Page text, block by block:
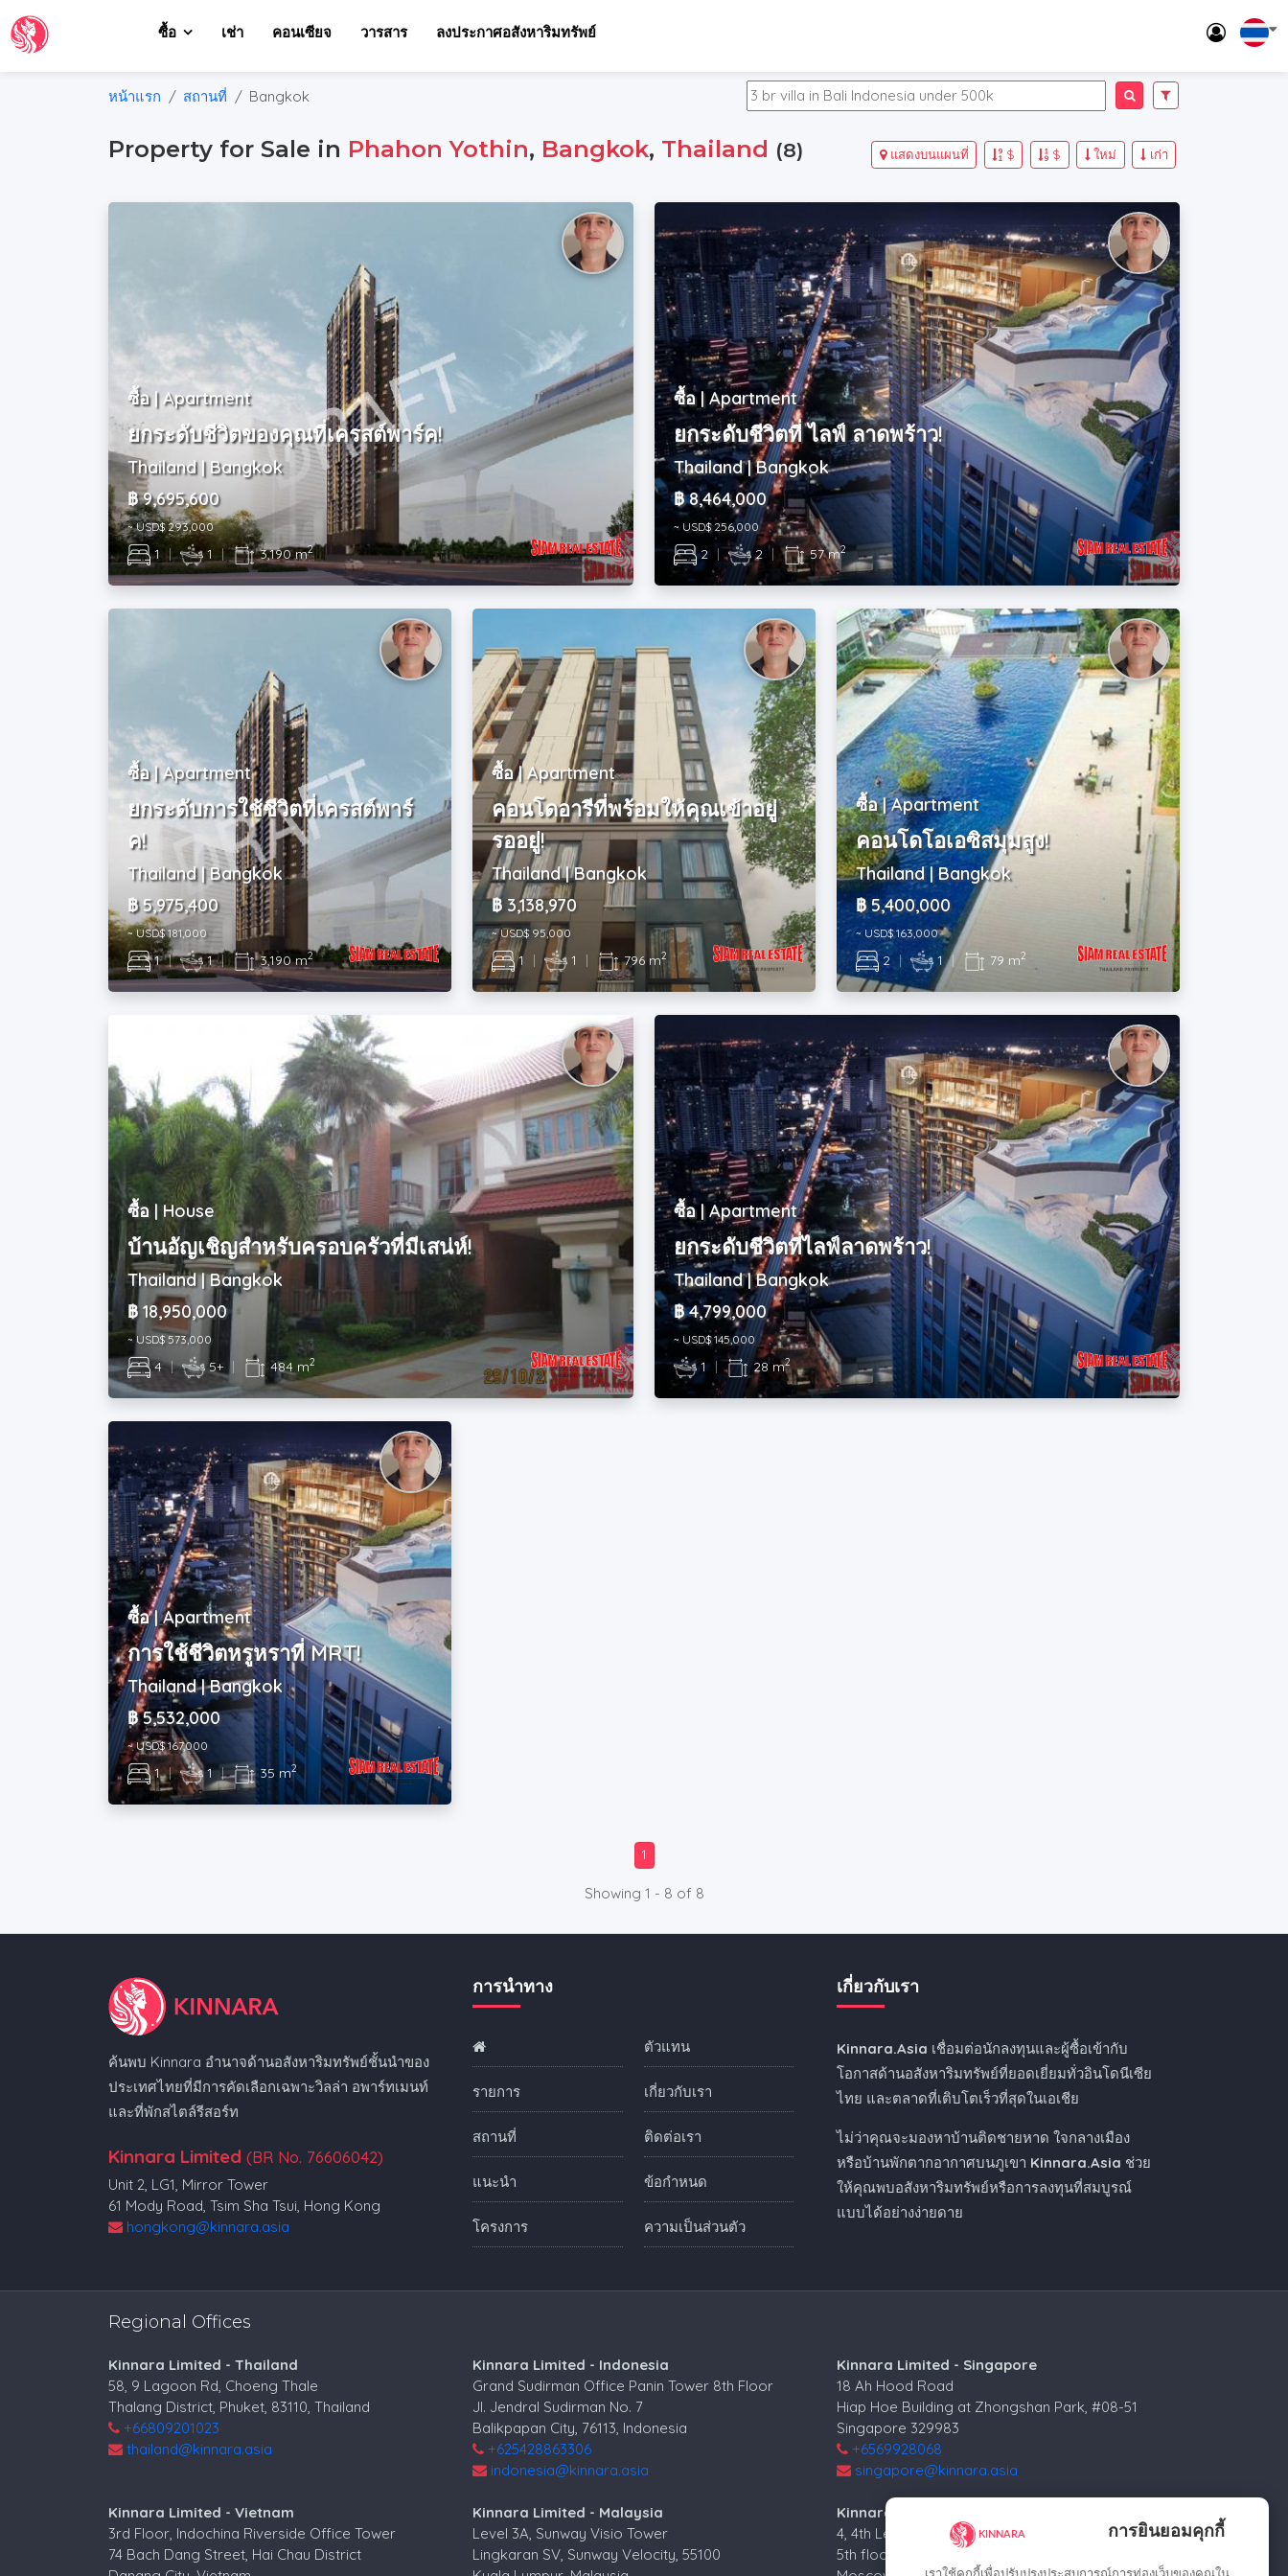
ซื้อ เช่า คอนเซียจ วารสาร ลงประกาศอสังหาริมทรัพย์
หน้าแรก สถานที่ Bangkok
Property for Sale in Phahon Yothin, Bangkok, Thailand (8) เก่า
ใหม่
$
$
แสดงบนแผนที่
ซื้อ | Apartment
ยกระดับชีวิตของคุณที่เครสต์พาร์ค!
Thailand | Bangkok
฿ 9,695,600
~ USD$ 293,000
1 | 1 | 3,190 m2
ซื้อ | Apartment
ยกระดับชีวิตที่ ไลฟ์ ลาดพร้าว!
Thailand | Bangkok
฿ 8,464,000
~ USD$ 256,000
2 | 2 | 57 m2
ซื้อ | Apartment
ยกระดับการใช้ชีวิตที่เครสต์พาร์
ค!
Thailand | Bangkok
฿ 5,975,400
~ USD$ 181,000
1 | 1 | 3,190 m2
ซื้อ | Apartment
คอนโดอารีที่พร้อมให้คุณเข้าอยู่
รออยู่!
Thailand | Bangkok
฿ 3,138,970
~ USD$ 95,000
1 | 1 | 796 m2
ซื้อ | Apartment
คอนโดโอเอซิสมุมสูง!
Thailand | Bangkok
฿ 5,400,000
~ USD$ 163,000
2 | 1 | 79 m2
ซื้อ | House
บ้านอัญเชิญสำหรับครอบครัวที่มีเสน่ห์!
Thailand | Bangkok
฿ 18,950,000
~ USD$ 573,000
4 | 5+ | 484 m2
ซื้อ | Apartment
ยกระดับชีวิตที่ไลฟ์ลาดพร้าว!
Thailand | Bangkok
฿ 4,799,000
~ USD$ 145,000
1 | 28 m2
ซื้อ | Apartment
การใช้ชีวิตหรูหราที่ MRT!
Thailand | Bangkok
฿ 5,532,000
~ USD$ 167,000
1 | 1 | 35 m2
1
Showing 1 - 8 of 8
การยินยอมคุกกี้
เราใช้คุกกี้เพื่อปรับปรุงประสบการณ์การท่องเว็บของคุณใน
ค้นพบ Kinnara อำนาจด้านอสังหาริมทรัพย์ชั้นนำของ
ประเทศไทยที่มีการคัดเลือกเฉพาะวิลล่า อพาร์ทเมนท์
และที่พักสไตล์รีสอร์ท
Kinnara Limited (BR No. 76606042)
Unit 2, LG1, Mirror Tower
61 Mody Road, Tsim Sha Tsui, Hong Kong
hongkong@kinnara.asia
การนำทาง
รายการ
สถานที่
แนะนำ
โครงการ
ตัวแทน
เกี่ยวกับเรา
ติดต่อเรา
ข้อกำหนด
ความเป็นส่วนตัว
เกี่ยวกับเรา
Kinnara.Asia เชื่อมต่อนักลงทุนและผู้ซื้อเข้ากับ
โอกาสด้านอสังหาริมทรัพย์ที่ยอดเยี่ยมทั่วอินโดนีเซีย
ไทย และตลาดที่เติบโตเร็วที่สุดในเอเชีย
ไม่ว่าคุณจะมองหาบ้านติดชายหาด ใจกลางเมือง
หรือบ้านพักตากอากาศบนภูเขา Kinnara.Asia ช่วย
ให้คุณพบอสังหาริมทรัพย์หรือการลงทุนที่สมบูรณ์
แบบได้อย่างง่ายดาย
Regional Offices
Kinnara Limited - Thailand
58, 9 Lagoon Rd, Choeng Thale
Thalang District, Phuket, 83110, Thailand
+66809201023
thailand@kinnara.asia
Kinnara Limited - Indonesia
Grand Sudirman Office Panin Tower 8th Floor
Jl. Jendral Sudirman No. 7
Balikpapan City, 76113, Indonesia
+625428863306
indonesia@kinnara.asia
Kinnara Limited - Singapore
18 Ah Hood Road
Hiap Hoe Building at Zhongshan Park, #08-51
Singapore 329983
+6569928068
singapore@kinnara.asia
Kinnara Limited - Vietnam
3rd Floor, Indochina Riverside Office Tower
74 Bach Dang Street, Hai Chau District
Kinnara Limited - Malaysia
Level 3A, Sunway Visio Tower
Lingkaran SV, Sunway Velocity, 55100
Kinnara Limited - Russia
4, 4th Lesnoy per.
5th floor